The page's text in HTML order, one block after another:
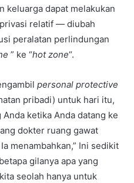
keluarga dapat melakukan
relatif — diubah
peralatan perlindungan
” ke “hot zone“.
personal protective
pribadi) untuk hari itu,
ketika Anda datang ke
dokter ruang gawat
menambahkan,” Ini sedikit
gilanya apa yang
seolah hanya untuk